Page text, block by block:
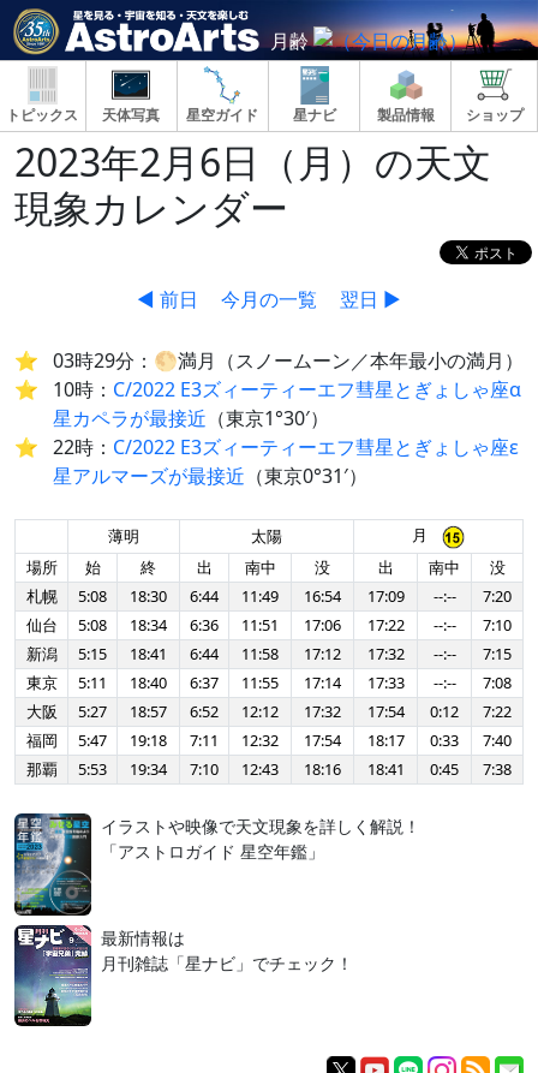
月齢
トピックス 天体写真 星空ガイド 星ナビ 製品情報 ショップ
2023年2月6日（月）の天文
現象カレンダー
◀ 前日 今月の一覧 翌日 ▶
03時29分：🌕満月（スノームーン／本年最小の満月）
10時： C/2022 E3ズィーティーエフ彗星とぎょしゃ座α
星カペラが最接近 （東京1°30′）
22時： C/2022 E3ズィーティーエフ彗星とぎょしゃ座ε
星アルマーズが最接近 （東京0°31′）
薄明 太陽
月
場所
始 終 出 南中 没 出 南中
没
札幌
5:08 18:30 6:44 11:49 16:54 17:09 --:--
7:20
仙台
5:08 18:34 6:36 11:51 17:06 17:22 --:--
7:10
新潟
5:15 18:41 6:44 11:58 17:12 17:32 --:--
7:15
東京
5:11 18:40 6:37 11:55 17:14 17:33 --:--
7:08
大阪
5:27 18:57 6:52 12:12 17:32 17:54 0:12
7:22
福岡
5:47 19:18 7:11 12:32 17:54 18:17 0:33
7:40
那覇
5:53 19:34 7:10 12:43 18:16 18:41 0:45 7:38
イラストや映像で天文現象を詳しく解説！
「アストロガイド 星空年鑑」
最新情報は
月刊雑誌「星ナビ」でチェック！